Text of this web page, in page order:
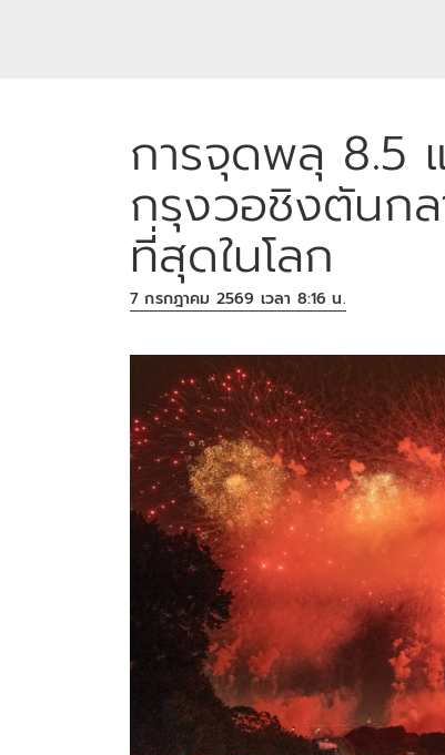
การจุดพลุ 8.5
กรุงวอชิงตันก
ที่สุดในโลก
7 กรกฎาคม 2569 เวลา 8:16 น.